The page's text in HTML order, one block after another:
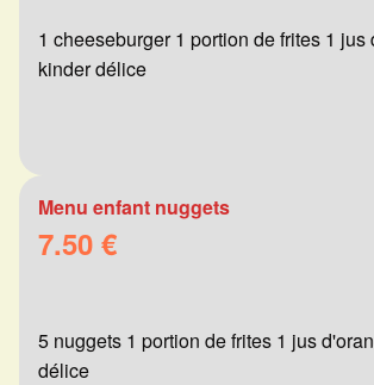
1 cheeseburger 1 portion de frites 1 jus
kinder délice
Menu enfant nuggets
7.50 €
5 nuggets 1 portion de frites 1 jus
délice